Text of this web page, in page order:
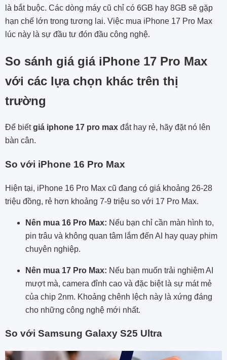
là bắt buộc. Các dòng máy cũ chỉ có 6GB hay 8GB sẽ gặp
hạn chế lớn trong tương lai. Việc mua iPhone 17 Pro Max
lúc này là sự đầu tư đón đầu công nghệ.
So sánh giá giá iPhone 17 Pro Max
với các lựa chọn khác trên thị
trường
Để biếtgiá iphone 17 pro max đắt hay rẻ, hãy đặt nó lên
bàn cân.
So với iPhone 16 Pro Max
Hiện tại, iPhone 16 Pro Max cũ đang có giá khoảng 26-28
triệu đồng, rẻ hơn khoảng 7-9 triệu so với 17 Pro Max.
Nên mua 16 Pro Max: Nếu bạn chỉ cần màn hình to,
pin trâu và không quan tâm lắm đến AI hay quay phim
chuyên nghiệp.
Nên mua 17 Pro Max: Nếu bạn muốn trải nghiệm AI
mượt mà, camera đỉnh cao và đặc biệt là sự mát mẻ
của chip 2nm. Khoảng chênh lệch này là xứng đáng
cho những công nghệ mới nhất.
So với Samsung Galaxy S25 Ultra